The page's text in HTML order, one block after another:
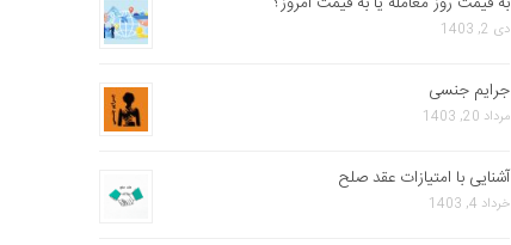
دی 2, 1403
جرایم جنسی
مرداد 20, 1403
آشنایی با امتیازات عقد صلح
خرداد 4, 1403